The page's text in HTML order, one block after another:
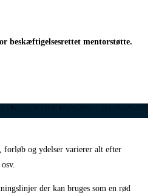
beskæftigelsesrettet mentorstøtte.
- SUSANNE KUNDING - TLF:26536239
forløb og ydelser varierer alt efter
der kan bruges som en rød